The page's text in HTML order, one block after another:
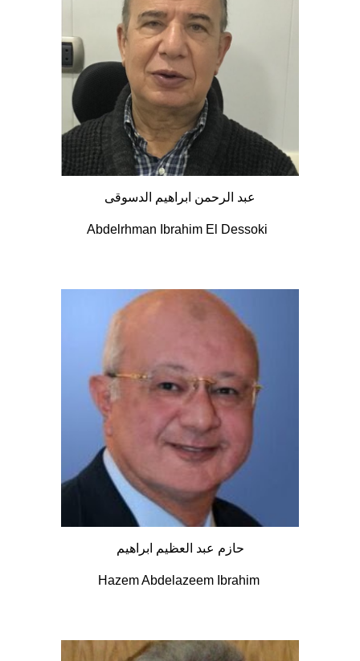
عبد الرحمن ابراهيم الدسوقى
Abdelrhman Ibrahim El Dessoki
حازم عبد العظيم ابراهيم
Hazem Abdelazeem Ibrahim